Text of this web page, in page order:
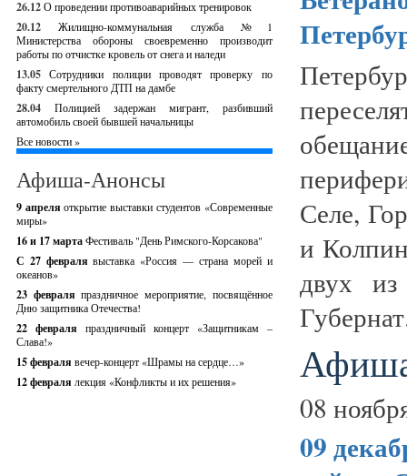
26.12О проведении противоаварийных тренировок
20.12
Жилищно-коммунальная служба №1
Министерства обороны своевременно производит
работы по отчистке кровель от снега и наледи
13.05 Сотрудники полиции проводят проверку по
факту смертельного ДТП на дамбе
28.04
Полицией задержан мигрант, разбивший
автомобиль своей бывшей начальницы
Все новости »
Афиша-Анонсы
9 апреляоткрытие выставки студентов «Современные
миры»
16 и 17 мартаФестиваль "День Римского-Корсакова"
С 27 февралявыставка «Россия — страна морей и
океанов»
23 февраляпраздничное мероприятие, посвящённое
Дню защитника Отечества!
22 февраля праздничный концерт «Защитникам –
Слава!»
15 февраля вечер-концерт «Шрамы на сердце…»
12 февраля лекция «Конфликты и их решения»
Селе,
и
двух
08
09